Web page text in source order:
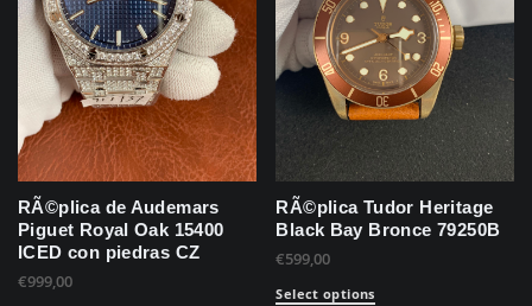
RÃ©plica de Audemars
Piguet Royal Oak 15400
ICED con piedras CZ
€999,00
RÃ©plica Tudor Heritage
Black Bay Bronce 79250B
€599,00
Select options